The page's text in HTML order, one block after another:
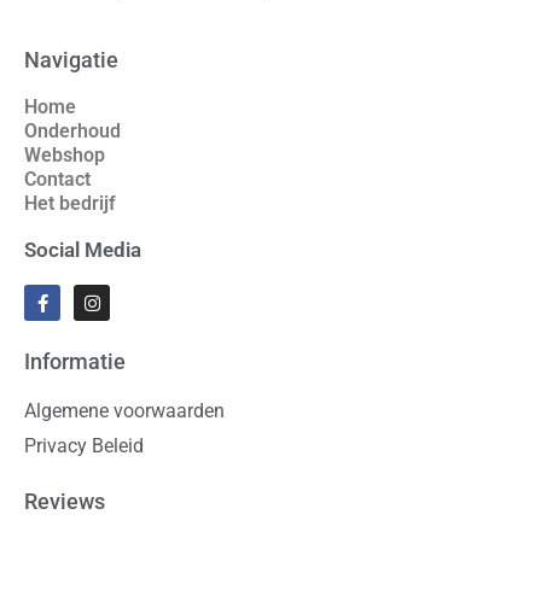
Navigatie
Home
Onderhoud
Webshop
Contact
Het bedrijf
Social Media
Informatie
Algemene voorwaarden
Privacy Beleid
Reviews